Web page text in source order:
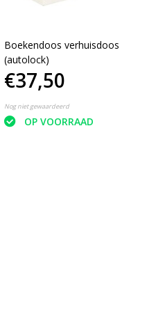
Boekendoos verhuisdoos
(autolock)
€37,50
Nog niet gewaardeerd
OP VOORRAAD